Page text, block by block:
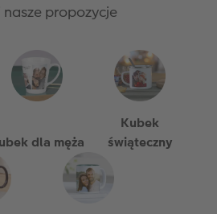
nasze propozycje
dla męża
Kubek
świąteczny